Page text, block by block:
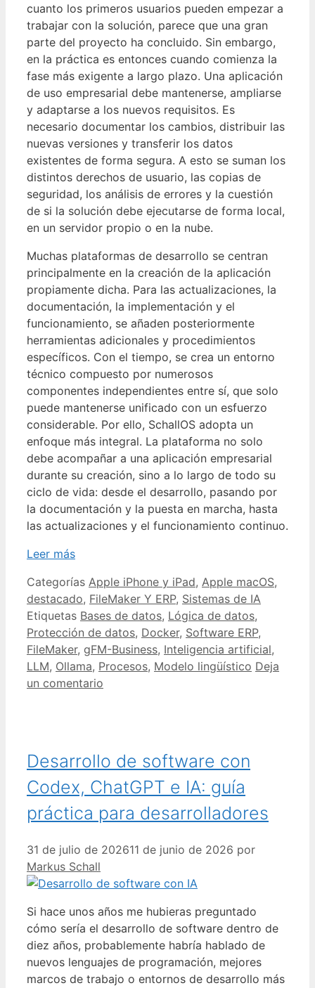
cuanto los primeros usuarios pueden empezar a
trabajar con la solución, parece que una gran
parte del proyecto ha concluido. Sin embargo,
en la práctica es entonces cuando comienza la
fase más exigente a largo plazo. Una aplicación
de uso empresarial debe mantenerse, ampliarse
y adaptarse a los nuevos requisitos. Es
necesario documentar los cambios, distribuir las
nuevas versiones y transferir los datos
existentes de forma segura. A esto se suman los
distintos derechos de usuario, las copias de
seguridad, los análisis de errores y la cuestión
de si la solución debe ejecutarse de forma local,
en un servidor propio o en la nube.
Muchas plataformas de desarrollo se centran
principalmente en la creación de la aplicación
propiamente dicha. Para las actualizaciones, la
documentación, la implementación y el
funcionamiento, se añaden posteriormente
herramientas adicionales y procedimientos
específicos. Con el tiempo, se crea un entorno
técnico compuesto por numerosos
componentes independientes entre sí, que solo
puede mantenerse unificado con un esfuerzo
considerable. Por ello, SchallOS adopta un
enfoque más integral. La plataforma no solo
debe acompañar a una aplicación empresarial
durante su creación, sino a lo largo de todo su
ciclo de vida: desde el desarrollo, pasando por
la documentación y la puesta en marcha, hasta
las actualizaciones y el funcionamiento continuo.
Leer más
Categorías Apple iPhone y iPad, Apple macOS,
destacado, FileMaker Y ERP, Sistemas de IA
Etiquetas Bases de datos, Lógica de datos,
Protección de datos, Docker, Software ERP,
FileMaker, gFM-Business, Inteligencia artificial,
LLM, Ollama, Procesos, Modelo lingüístico Deja
un comentario
Desarrollo de software con
Codex, ChatGPT e IA: guía
práctica para desarrolladores
31 de julio de 202611 de junio de 2026 por
Markus Schall
Si hace unos años me hubieras preguntado
cómo sería el desarrollo de software dentro de
diez años, probablemente habría hablado de
nuevos lenguajes de programación, mejores
marcos de trabajo o entornos de desarrollo más